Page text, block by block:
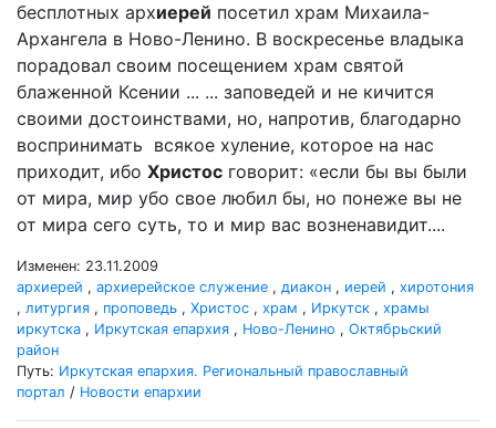
бесплотных архиерей посетил храм Михаила-
Архангела в Ново-Ленино. В воскресенье владыка
порадовал своим посещением храм святой
блаженной Ксении ... ... заповедей и не кичится
своими достоинствами, но, напротив, благодарно
воспринимать всякое хуление, которое на нас
приходит, ибо Христос говорит: «если бы вы были
от мира, мир убо свое любил бы, но понеже вы не
от мира сего суть, то и мир вас возненавидит....
Изменен: 23.11.2009
архиерей , архиерейское служение , диакон , иерей , хиротония
, литургия , проповедь , Христос , храм , Иркутск , храмы
иркутска , Иркутская епархия , Ново-Ленино , Октябрьский
район
Путь: Иркутская епархия. Региональный православный
портал / Новости епархии